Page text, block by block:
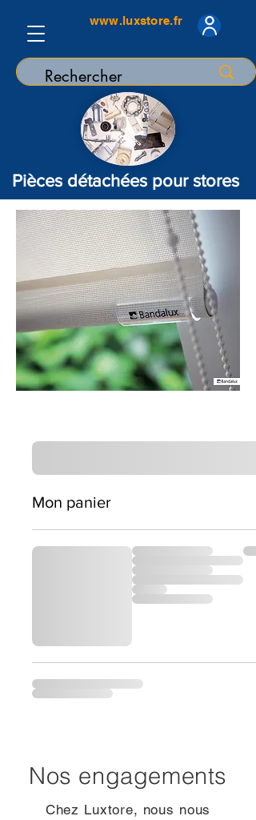
www.luxstore.fr
Pièces détachées pour stores
Mon panier
Nos engagements
Chez Luxtore, nous nous